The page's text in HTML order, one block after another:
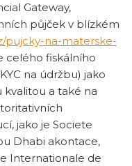
Gateway,
půjček v blízkém
pujcky-na-materske-
celého fiskálního
na údržbu) jako
a také na
jako je Societe
Dhabi akontace,
Internationale de